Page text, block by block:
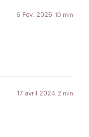
6 Fev. 2026 10 min
17 avril 2024 2 min